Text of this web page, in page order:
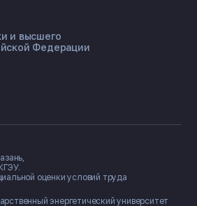
— ПОМОЩНИК КГЭУ
📋 Приёмная комиссия
и высшего
Федерации
энергетический университет
оценки условий труда